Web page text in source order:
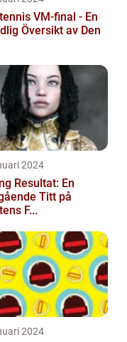
VM-final - En
Översikt av Den
2024
Resultat: En
Titt på
F...
2024